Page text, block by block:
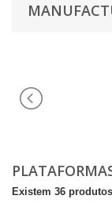
Existem 36